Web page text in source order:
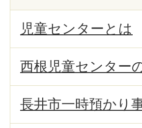
児童センターとは
西根児童センター
長井市一時預かり